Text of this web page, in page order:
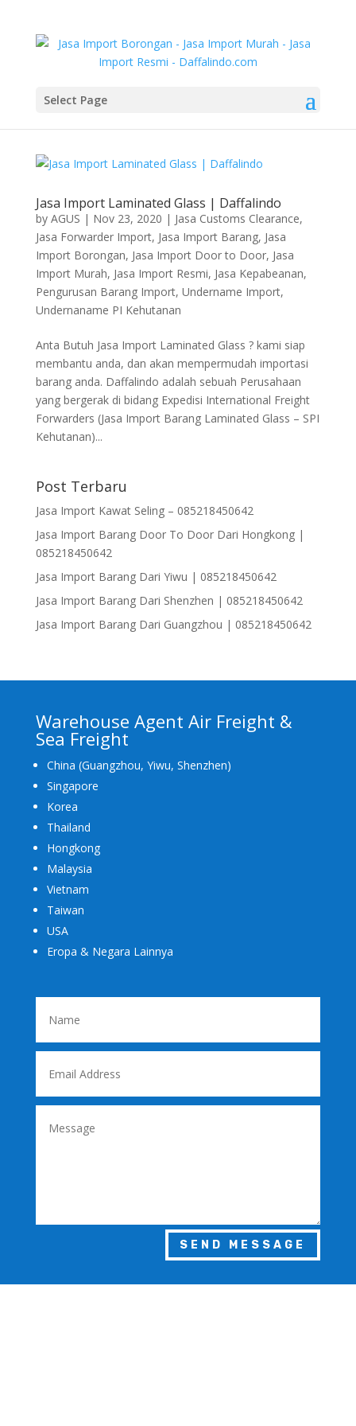
Select Page
Jasa Import Laminated Glass | Daffalindo
by AGUS | Nov 23, 2020 | Jasa Customs Clearance,
Jasa Forwarder Import, Jasa Import Barang, Jasa
Import Borongan, Jasa Import Door to Door, Jasa
Import Murah, Jasa Import Resmi, Jasa Kepabeanan,
Pengurusan Barang Import, Undername Import,
Undernaname PI Kehutanan
Anta Butuh Jasa Import Laminated Glass ? kami siap
membantu anda, dan akan mempermudah importasi
barang anda. Daffalindo adalah sebuah Perusahaan
yang bergerak di bidang Expedisi International Freight
Forwarders (Jasa Import Barang Laminated Glass – SPI
Kehutanan)...
Post Terbaru
Jasa Import Kawat Seling – 085218450642
Jasa Import Barang Door To Door Dari Hongkong |
085218450642
Jasa Import Barang Dari Yiwu | 085218450642
Jasa Import Barang Dari Shenzhen | 085218450642
Jasa Import Barang Dari Guangzhou | 085218450642
Warehouse Agent Air Freight &
Sea Freight
China (Guangzhou, Yiwu, Shenzhen)
Singapore
Korea
Thailand
Hongkong
Malaysia
Vietnam
Taiwan
USA
Eropa & Negara Lainnya
SEND MESSAGE